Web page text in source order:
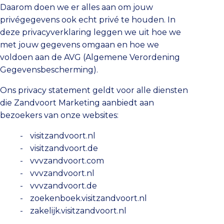
Daarom doen we er alles aan om jouw
privégegevens ook echt privé te houden. In
deze privacyverklaring leggen we uit hoe we
met jouw gegevens omgaan en hoe we
voldoen aan de AVG (Algemene Verordening
Gegevensbescherming).
Ons privacy statement geldt voor alle diensten
die Zandvoort Marketing aanbiedt aan
bezoekers van onze websites:
visitzandvoort.nl
visitzandvoort.de
vvvzandvoort.com
vvvzandvoort.nl
vvvzandvoort.de
zoekenboek.visitzandvoort.nl
zakelijk.visitzandvoort.nl